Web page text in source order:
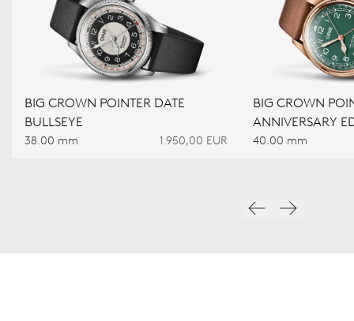
BIG CROWN POINTER DATE
BULLSEYE
38.00 mm 1.950,00 EUR
BIG CROWN
ANNIVERSARY
40.00 mm